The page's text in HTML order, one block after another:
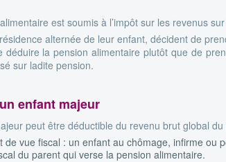
est soumis à l’impôt sur les revenus
alternée de leur enfant, décident de
la pension alimentaire plutôt que de
sur ladite pension.
enfant majeur
peut être déductible du revenu brut global
de vue fiscal : un enfant au chômage, infirme ou
du parent qui verse la pension alimentaire.